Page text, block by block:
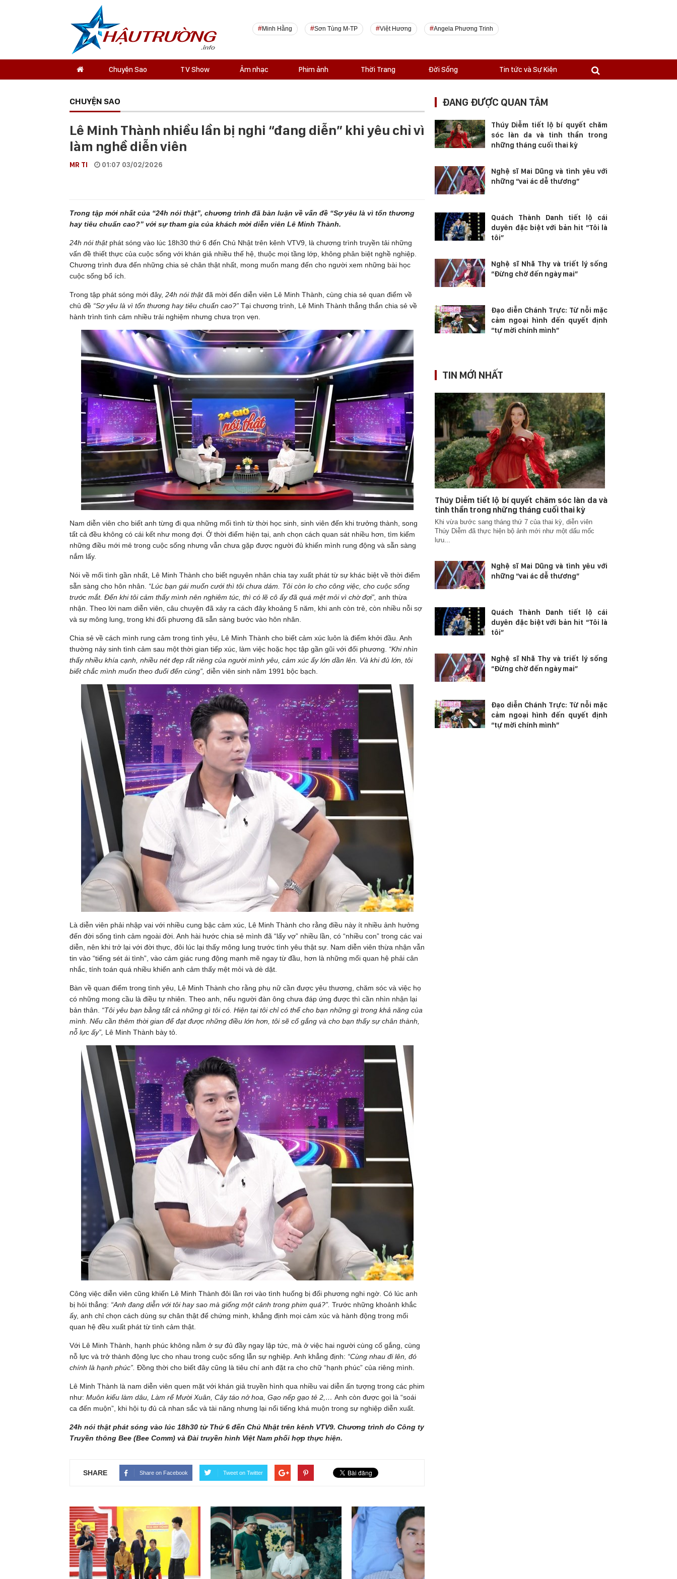
Minh Hằng Sơn Tùng M-TP Việt Hương Angela Phương Trinh
Chuyện Sao TV Show Âm nhạc Phim ảnh Thời Trang Đời Sống Tin tức và Sự Kiện
CHUYỆN SAO
Lê Minh Thành nhiều lần bị nghi “đang diễn” khi yêu chỉ vì
làm nghề diễn viên
MR TI 01:07 03/02/2026
Trong tập mới nhất của “24h nói thật”, chương trình đã bàn luận về vấn đề “Sợ yêu là vì tổn thương
hay tiêu chuẩn cao?” với sự tham gia của khách mời diễn viên Lê Minh Thành.
24h nói thậtphát sóng vào lúc 18h30 thứ 6 đến Chủ Nhật trên kênh VTV9, là chương trình truyền tải những
vấn đề thiết thực của cuộc sống với khán giả nhiều thế hệ, thuộc mọi tầng lớp, không phân biệt nghề nghiệp.
Chương trình đưa đến những chia sẻ chân thật nhất, mong muốn mang đến cho người xem những bài học
cuộc sống bổ ích.
Trong tập phát sóng mới đây, 24h nói thậtđã mời đến diễn viên Lê Minh Thành, cùng chia sẻ quan điểm về
chủ đề “Sợ yêu là vì tổn thương hay tiêu chuẩn cao?” Tại chương trình, Lê Minh Thành thẳng thắn chia sẻ về
hành trình tình cảm nhiều trải nghiệm nhưng chưa trọn vẹn.
Nam diễn viên cho biết anh từng đi qua những mối tình từ thời học sinh, sinh viên đến khi trưởng thành, song
tất cả đều không có cái kết như mong đợi. Ở thời điểm hiện tại, anh chọn cách quan sát nhiều hơn, tìm kiếm
những điều mới mẻ trong cuộc sống nhưng vẫn chưa gặp được người đủ khiến mình rung động và sẵn sàng
nắm lấy.
Nói về mối tình gần nhất, Lê Minh Thành cho biết nguyên nhân chia tay xuất phát từ sự khác biệt về thời điểm
sẵn sàng cho hôn nhân. “Lúc bạn gái muốn cưới thì tôi chưa dám. Tôi còn lo cho công việc, cho cuộc sống
trước mắt. Đến khi tôi cảm thấy mình nên nghiêm túc, thì có lẽ cô ấy đã quá mệt mỏi vì chờ đợi”, anh thừa
nhận. Theo lời nam diễn viên, câu chuyện đã xảy ra cách đây khoảng 5 năm, khi anh còn trẻ, còn nhiều nỗi sợ
và sự mông lung, trong khi đối phương đã sẵn sàng bước vào hôn nhân.
Chia sẻ về cách mình rung cảm trong tình yêu, Lê Minh Thành cho biết cảm xúc luôn là điểm khởi đầu. Anh
thường nảy sinh tình cảm sau một thời gian tiếp xúc, làm việc hoặc học tập gần gũi với đối phương. “Khi nhìn
thấy nhiều khía cạnh, nhiều nét đẹp rất riêng của người mình yêu, cảm xúc ấy lớn dần lên. Và khi đủ lớn, tôi
biết chắc mình muốn theo đuổi đến cùng”, diễn viên sinh năm 1991 bộc bạch.
Là diễn viên phải nhập vai với nhiều cung bậc cảm xúc, Lê Minh Thành cho rằng điều này ít nhiều ảnh hưởng
đến đời sống tình cảm ngoài đời. Anh hài hước chia sẻ mình đã “lấy vợ” nhiều lần, có “nhiều con” trong các vai
diễn, nên khi trở lại với đời thực, đôi lúc lại thấy mông lung trước tình yêu thật sự. Nam diễn viên thừa nhận vẫn
tin vào “tiếng sét ái tình”, vào cảm giác rung động mạnh mẽ ngay từ đầu, hơn là những mối quan hệ phải cân
nhắc, tính toán quá nhiều khiến anh cảm thấy mệt mỏi và dè dặt.
Bàn về quan điểm trong tình yêu, Lê Minh Thành cho rằng phụ nữ cần được yêu thương, chăm sóc và việc họ
có những mong cầu là điều tự nhiên. Theo anh, nếu người đàn ông chưa đáp ứng được thì cần nhìn nhận lại
bản thân. “Tôi yêu bạn bằng tất cả những gì tôi có. Hiện tại tôi chỉ có thể cho bạn những gì trong khả năng của
mình. Nếu cần thêm thời gian để đạt được những điều lớn hơn, tôi sẽ cố gắng và cho bạn thấy sự chân thành,
nỗ lực ấy”, Lê Minh Thành bày tỏ.
Công việc diễn viên cũng khiến Lê Minh Thành đôi lần rơi vào tình huống bị đối phương nghi ngờ. Có lúc anh
bị hỏi thẳng: “Anh đang diễn với tôi hay sao mà giống một cảnh trong phim quá?”. Trước những khoảnh khắc
ấy, anh chỉ chọn cách dùng sự chân thật để chứng minh, khẳng định mọi cảm xúc và hành động trong mối
quan hệ đều xuất phát từ tình cảm thật.
Với Lê Minh Thành, hạnh phúc không nằm ở sự đủ đầy ngay lập tức, mà ở việc hai người cùng cố gắng, cùng
nỗ lực và trở thành động lực cho nhau trong cuộc sống lẫn sự nghiệp. Anh khẳng định: “Cùng nhau đi lên, đó
chính là hạnh phúc”. Đồng thời cho biết đây cũng là tiêu chí anh đặt ra cho chữ “hạnh phúc” của riêng mình.
Lê Minh Thành là nam diễn viên quen mặt với khán giả truyền hình qua nhiều vai diễn ấn tượng trong các phim
như: Muôn kiểu làm dâu, Làm rể Mười Xuân, Cây táo nở hoa, Gạo nếp gạo tẻ 2,… Anh còn được gọi là “soái
ca đến muộn”, khi hội tụ đủ cả nhan sắc và tài năng nhưng lại nổi tiếng khá muộn trong sự nghiệp diễn xuất.
24h nói thật phát sóng vào lúc 18h30 từ Thứ 6 đến Chủ Nhật trên kênh VTV9. Chương trình do Công ty
Truyền thông Bee (Bee Comm) và Đài truyền hình Việt Nam phối hợp thực hiện.
SHARE Share on Facebook Tweet on Twitter
ĐANG ĐƯỢC QUAN TÂM
Thúy Diễm tiết lộ bí quyết chăm
sóc làn da và tinh thần trong
những tháng cuối thai kỳ
Nghệ sĩ Mai Dũng và tình yêu với
những “vai ác dễ thương”
Quách Thành Danh tiết lộ cái
duyên đặc biệt với bản hit “Tôi là
tôi”
Nghệ sĩ Nhã Thy và triết lý sống
“Đừng chờ đến ngày mai”
Đạo diễn Chánh Trực: Từ nỗi mặc
cảm ngoại hình đến quyết định
“tự mời chính mình”
TIN MỚI NHẤT
Thúy Diễm tiết lộ bí quyết chăm sóc làn da và
tinh thần trong những tháng cuối thai kỳ
Khi vừa bước sang tháng thứ 7 của thai kỳ, diễn viên
Thúy Diễm đã thực hiện bộ ảnh mới như một dấu mốc
lưu...
Nghệ sĩ Mai Dũng và tình yêu với
những “vai ác dễ thương”
Quách Thành Danh tiết lộ cái
duyên đặc biệt với bản hit “Tôi là
tôi”
Nghệ sĩ Nhã Thy và triết lý sống
“Đừng chờ đến ngày mai”
Đạo diễn Chánh Trực: Từ nỗi mặc
cảm ngoại hình đến quyết định
“tự mời chính mình”